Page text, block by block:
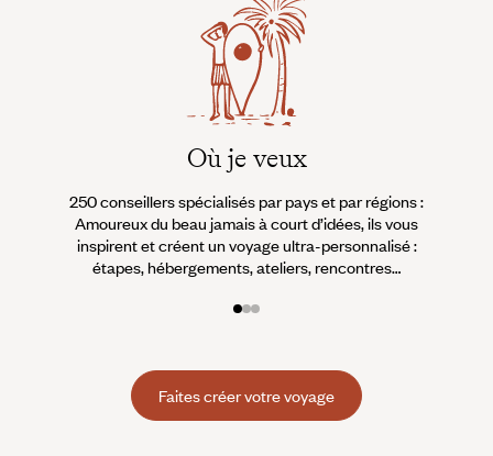
Où je veux
250 conseillers spécialisés par pays et par régions :
Amoureux du beau jamais à court d’idées, ils vous
inspirent et créent un voyage ultra-personnalisé :
étapes, hébergements, ateliers, rencontres…
Faites créer votre voyage